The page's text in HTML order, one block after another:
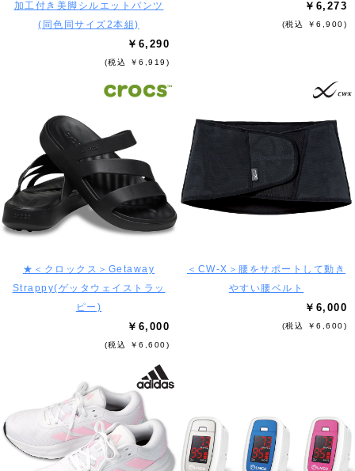
加工付き美脚シルエットパンツ
(同色同サイズ2本組)
￥6,290
(税込 ￥6,919)
￥6,273
(税込 ￥6,900)
★＜クロックス＞Getaway
Strappy(ゲッタウェイストラッ
ピー)
￥6,000
(税込 ￥6,600)
＜CW-X＞腰をサポートして動き
やすい腰ベルト
￥6,000
(税込 ￥6,600)